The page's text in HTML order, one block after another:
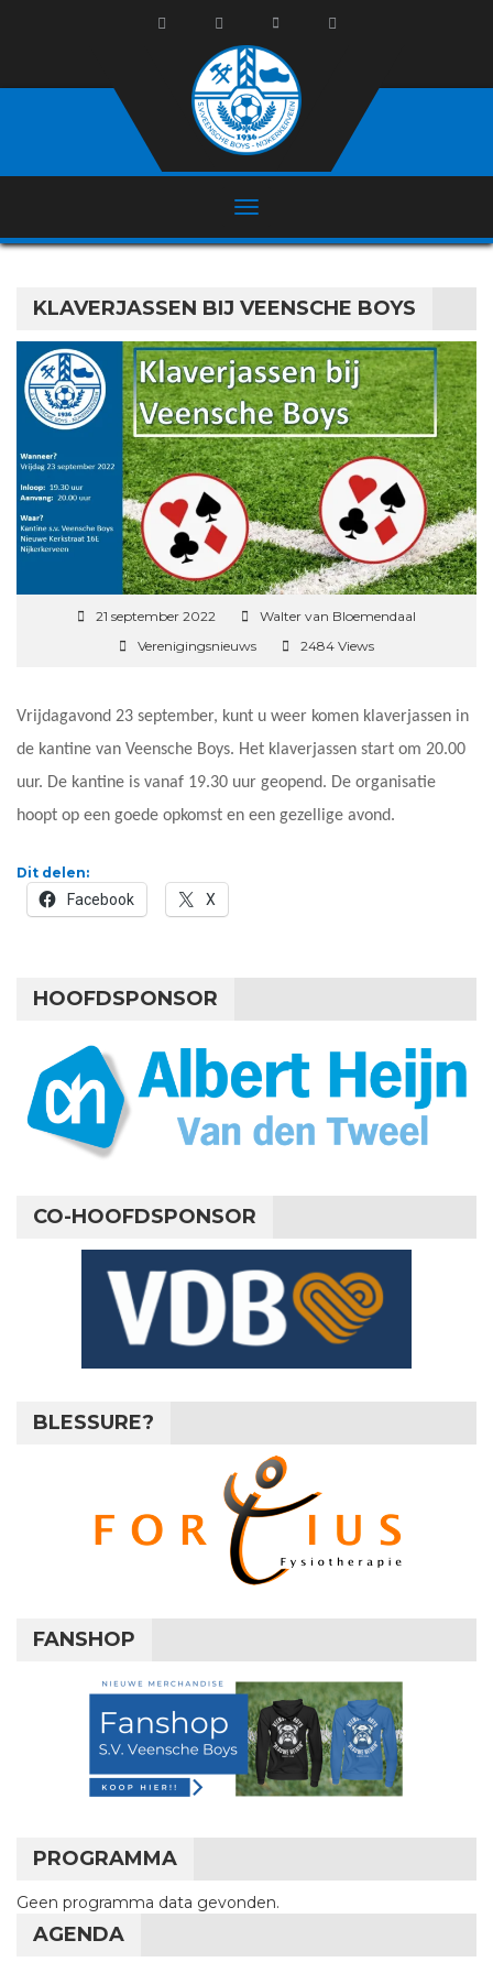
KLAVERJASSEN BIJ VEENSCHE BOYS
21 september 2022
Walter van Bloemendaal
Verenigingsnieuws
2484 Views
Vrijdagavond 23 september, kunt u weer komen klaverjassen in
de kantine van Veensche Boys. Het klaverjassen start om 20.00
uur. De kantine is vanaf 19.30 uur geopend. De organisatie
hoopt op een goede opkomst en een gezellige avond.
Dit delen:
Facebook X
HOOFDSPONSOR
CO-HOOFDSPONSOR
BLESSURE?
FANSHOP
PROGRAMMA
Geen programma data gevonden.
AGENDA